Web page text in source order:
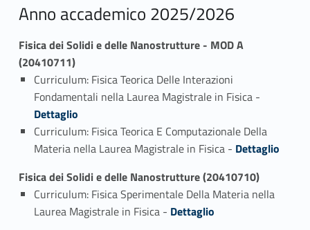
Anno accademico 2025/2026
Fisica dei Solidi e delle Nanostrutture - MOD A
(20410711)
Curriculum: Fisica Teorica Delle Interazioni
Fondamentali nella Laurea Magistrale in Fisica -
Dettaglio
Curriculum: Fisica Teorica E Computazionale Della
Materia nella Laurea Magistrale in Fisica - Link identifier #identifier_person_137262-2
Dettaglio
Fisica dei Solidi e delle Nanostrutture (20410710)
Curriculum: Fisica Sperimentale Della Materia nella
Laurea Magistrale in Fisica - Link identifier #identifier_person_22045-1
Dettaglio